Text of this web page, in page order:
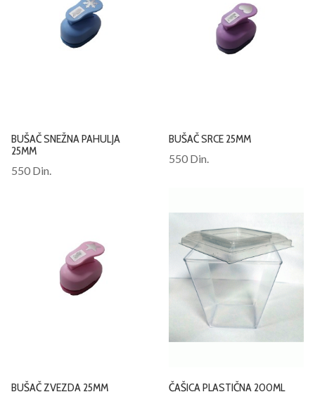
BUŠAČ SNEŽNA PAHULJA
25MM
550 Din.
BUŠAČ SRCE 25MM
550 Din.
BUŠAČ ZVEZDA 25MM
ČAŠICA PLASTIČNA 200ML